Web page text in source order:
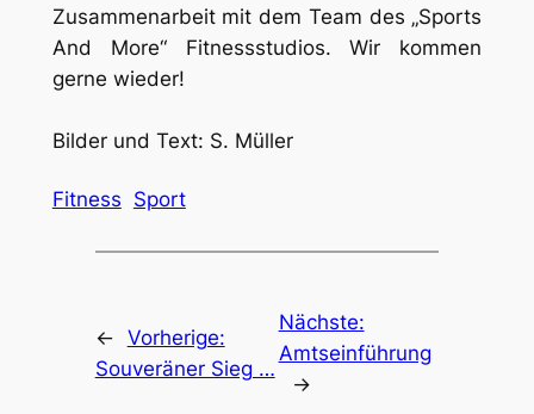
Zusammenarbeit mit dem Team des „Sports
And More“ Fitnessstudios. Wir kommen
gerne wieder!
Bilder und Text: S. Müller
Fitness Sport
← Vorherige:
Souveräner Sieg …
Nächste:
Amtseinführung
→